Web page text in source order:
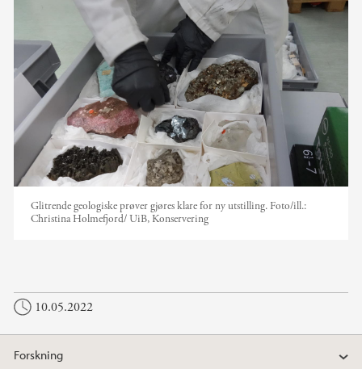
Glitrende geologiske prøver gjøres klare for ny utstilling. Foto/ill.:
Christina Holmefjord/ UiB, Konservering
10.05.2022
Forskning